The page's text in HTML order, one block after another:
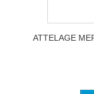
ATTELAGE